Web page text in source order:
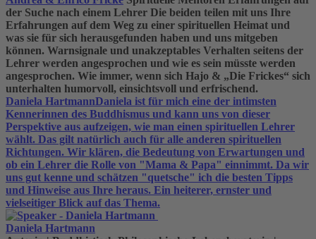
der Suche nach einem Lehrer Die beiden teilen mit uns Ihre
Erfahrungen auf dem Weg zu einer spirituellen Heimat und
was sie für sich herausgefunden haben und uns mitgeben
können. Warnsignale und unakzeptables Verhalten seitens der
Lehrer werden angesprochen und wie es sein müsste werden
angesprochen. Wie immer, wenn sich Hajo & „Die Frickes“ sich
unterhalten humorvoll, einsichtsvoll und erfrischend.
Daniela HartmannDaniela ist für mich eine der intimsten
Kennerinnen des Buddhismus und kann uns von dieser
Perspektive aus aufzeigen, wie man einen spirituellen Lehrer
wählt. Das gilt natürlich auch für alle anderen spirituellen
Richtungen. Wir klären, die Bedeutung von Erwartungen und
ob ein Lehrer die Rolle von "Mama & Papa" einnimmt. Da wir
uns gut kenne und schätzen "quetsche" ich die besten Tipps
und Hinweise aus Ihre heraus. Ein heiterer, ernster und
vielseitiger Blick auf das Thema.
Daniela Hartmann